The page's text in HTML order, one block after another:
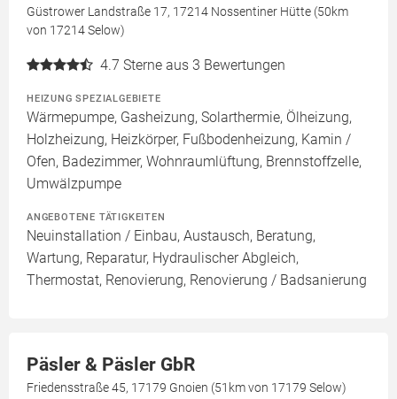
Güstrower Landstraße 17, 17214 Nossentiner Hütte (50km
von 17214 Selow)
4.7 Sterne aus 3 Bewertungen
HEIZUNG SPEZIALGEBIETE
Wärmepumpe, Gasheizung, Solarthermie, Ölheizung,
Holzheizung, Heizkörper, Fußbodenheizung, Kamin /
Ofen, Badezimmer, Wohnraumlüftung, Brennstoffzelle,
Umwälzpumpe
ANGEBOTENE TÄTIGKEITEN
Neuinstallation / Einbau, Austausch, Beratung,
Wartung, Reparatur, Hydraulischer Abgleich,
Thermostat, Renovierung, Renovierung / Badsanierung
Päsler & Päsler GbR
Friedensstraße 45, 17179 Gnoien (51km von 17179 Selow)